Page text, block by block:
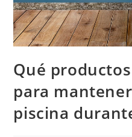
Qué
para
piscina